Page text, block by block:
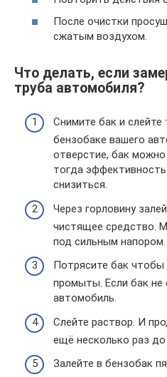
После очистки
сжатым воздухом.
Что делать, если
труба автомобиля?
Снимите бак и слейте
бензобаке вашего
отверстие, бак
тогда
снизиться.
Через горловину
чистящее средство.
под сильным напором.
Потрясите бак чтобы
промыты. Если бак не
автомобиль.
Слейте раствор. И
ещё несколько раз
Залейте в бензобак